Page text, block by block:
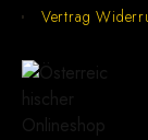
Vertrag